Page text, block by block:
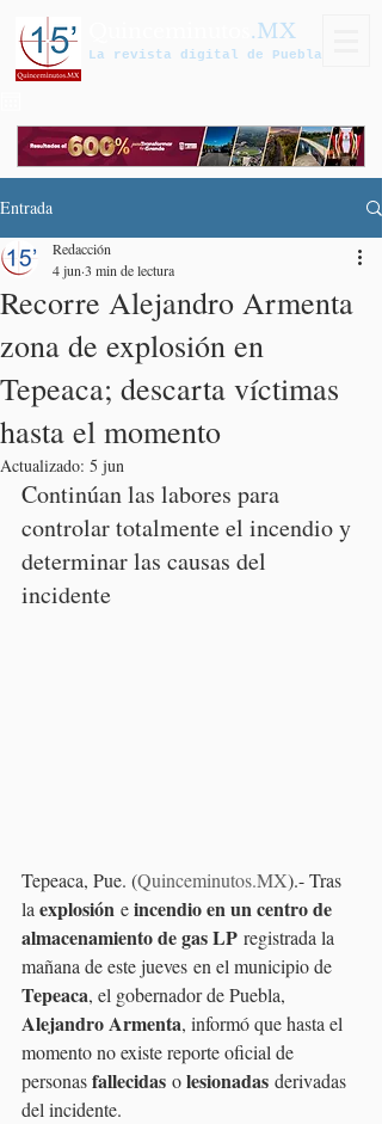
.MX
La revista digital de Puebla
Entrada
Recorre Alejandro Armenta
zona de explosión en
Tepeaca; descarta víctimas
hasta el momento
Redacción
4 jun 3 min de lectura
Actualizado: 5 jun
Continúan las labores para
controlar totalmente el incendio y
determinar las causas del
incidente
Tepeaca, Pue. (Quinceminutos.MX).- Tras
la explosión e incendio en un centro de
almacenamiento de gas LP registrada la
mañana de este jueves en el municipio de
Tepeaca, el gobernador de Puebla,
Alejandro Armenta, informó que hasta el
momento no existe reporte oficial de
personas fallecidas o lesionadas derivadas
del incidente.